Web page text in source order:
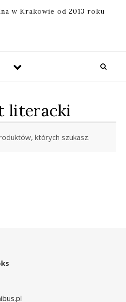
w Krakowie od 2013 roku
literacki
których szukasz.